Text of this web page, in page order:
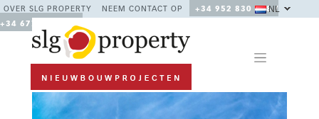
OVER SLG PROPERTY NEEM CONTACT OP
+34 952 830 378 /
+34 677 670 480
NL